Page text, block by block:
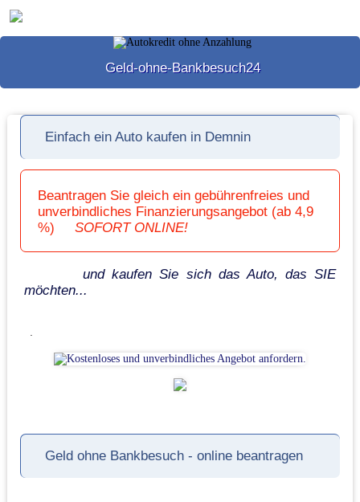
Geld-ohne-Bankbesuch24
Einfach ein Auto kaufen in Demnin
Beantragen Sie gleich ein gebührenfreies und
unverbindliches Finanzierungsangebot (ab 4,9
%)SOFORT ONLINE!
und kaufen Sie sich das Auto, das SIE
möchten...
Geld ohne Bankbesuch - online beantragen